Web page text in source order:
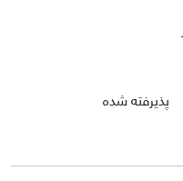
پذیرفته شده